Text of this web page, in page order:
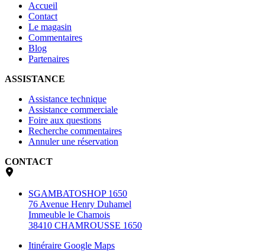
Accueil
Contact
Le magasin
Commentaires
Blog
Partenaires
ASSISTANCE
Assistance technique
Assistance commerciale
Foire aux questions
Recherche commentaires
Annuler une réservation
CONTACT
SGAMBATOSHOP 1650
76 Avenue Henry Duhamel
Immeuble le Chamois
38410 CHAMROUSSE 1650
Itinéraire Google Maps